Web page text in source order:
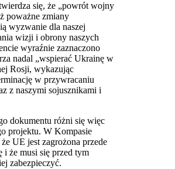
się, że „powrót wojny
poważne zmiany
wyzwanie dla naszej
wizji i obrony naszych
wyraźnie zaznaczono
nadal „wspierać Ukrainę w
Rosji, wykazując
w przywracaniu
z naszymi sojusznikami i
dokumentu różni się więc
projektu. W Kompasie
UE jest zagrożona przede
i że musi się przed tym
zabezpieczyć.